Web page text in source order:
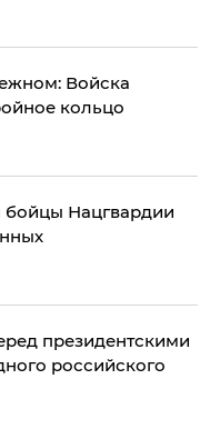
Войска
кольцо
Нацгвардии
президентскими
российского